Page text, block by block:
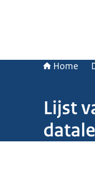
Home
Lijst